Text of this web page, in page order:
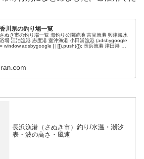
香川県の釣り場一覧
さぬき市の釣り場一覧 海釣り公園跡地 吉見漁港 興津海水
浴場 江泊漁港 志度港 室沖漁港 小田浦漁港 (adsbygoogle
= window.adsbygoogle || []).push({}); 長浜漁港 津田港 津
長浜漁港（さぬき市）釣り/水温・潮汐
表・波の高さ・風速